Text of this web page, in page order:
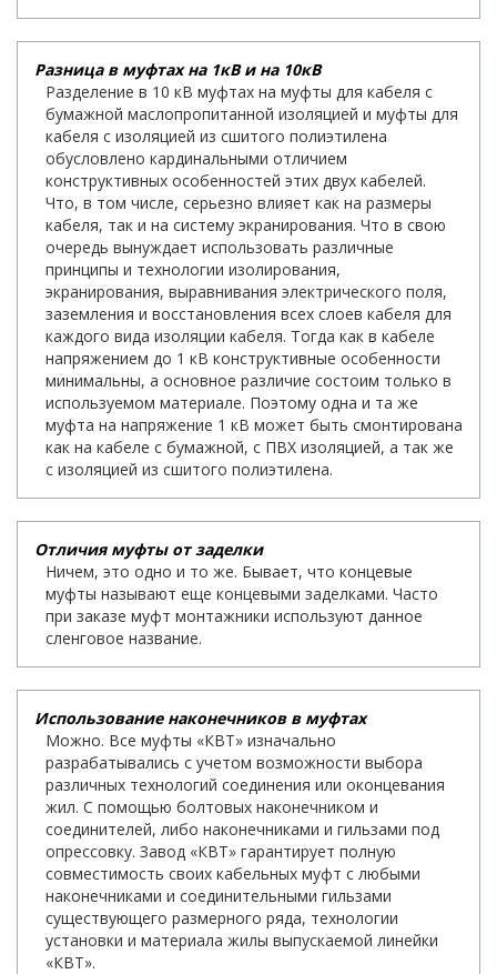
Разница в муфтах на 1кВ и на 10кВ
Разделение в 10 кВ муфтах на муфты для кабеля с
бумажной маслопропитанной изоляцией и муфты для
кабеля с изоляцией из сшитого полиэтилена
обусловлено кардинальными отличием
конструктивных особенностей этих двух кабелей.
Что, в том числе, серьезно влияет как на размеры
кабеля, так и на систему экранирования. Что в свою
очередь вынуждает использовать различные
принципы и технологии изолирования,
экранирования, выравнивания электрического поля,
заземления и восстановления всех слоев кабеля для
каждого вида изоляции кабеля. Тогда как в кабеле
напряжением до 1 кВ конструктивные особенности
минимальны, а основное различие состоим только в
используемом материале. Поэтому одна и та же
муфта на напряжение 1 кВ может быть смонтирована
как на кабеле с бумажной, с ПВХ изоляцией, а так же
с изоляцией из сшитого полиэтилена.
Отличия муфты от заделки
Ничем, это одно и то же. Бывает, что концевые
муфты называют еще концевыми заделками. Часто
при заказе муфт монтажники используют данное
сленговое название.
Использование наконечников в муфтах
Можно. Все муфты «КВТ» изначально
разрабатывались с учетом возможности выбора
различных технологий соединения или оконцевания
жил. С помощью болтовых наконечником и
соединителей, либо наконечниками и гильзами под
опрессовку. Завод «КВТ» гарантирует полную
совместимость своих кабельных муфт с любыми
наконечниками и соединительными гильзами
существующего размерного ряда, технологии
установки и материала жилы выпускаемой линейки
«КВТ».